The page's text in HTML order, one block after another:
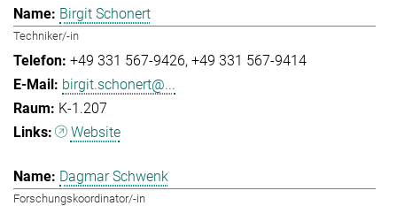
Birgit Schonert
Techniker/-in
+49 331 567-9426 +49 331 567-9414
birgit.schonert@...
K-1.207
Website
Dagmar Schwenk
Forschungskoordinator/-in